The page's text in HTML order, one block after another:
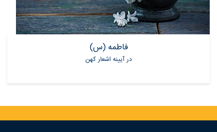
فاطمه (س)
در آیینه اشعار کهن